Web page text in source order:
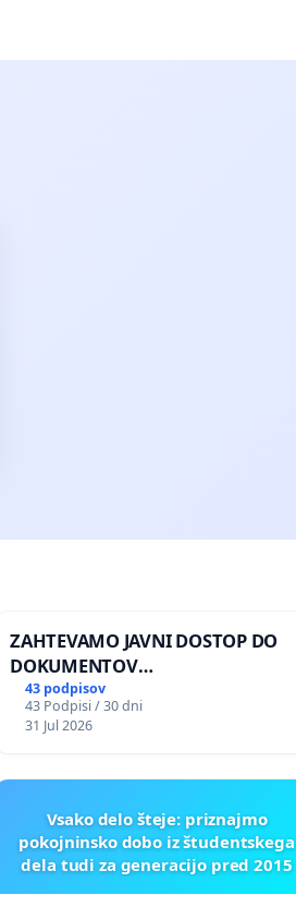
ZAHTEVAMO JAVNI DOSTOP DO
DOKUMENTOV
PARLAMENTARNIH
PREISKOVALNIH KOMISIJ O
ILEGALNI TRGOVINI Z OROŽJEM
43 podpisov
43 Podpisi / 30 dni
31 Jul 2026
Vsako delo šteje: priznajmo
pokojninsko dobo iz študentskega
dela tudi za generacijo pred 2015